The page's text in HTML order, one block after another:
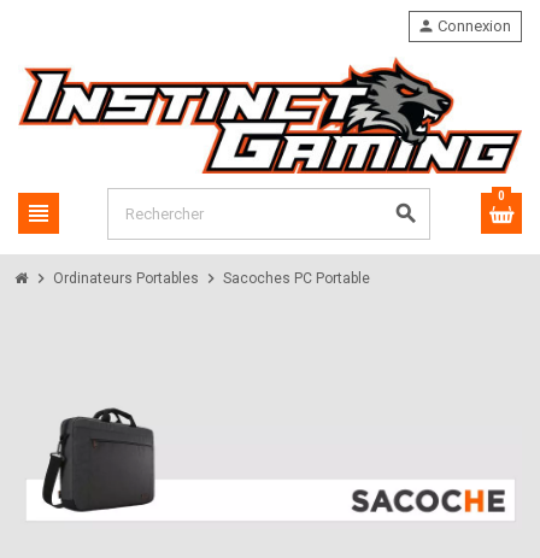
view_headline search
person Connexion
0
chevron_right Ordinateurs Portables chevron_right Sacoches PC Portable